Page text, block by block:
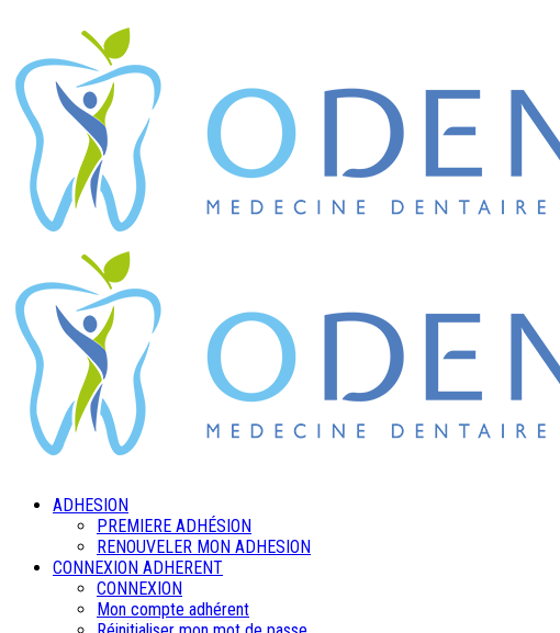
ADHESION
PREMIERE ADHÉSION
RENOUVELER MON ADHESION
CONNEXION ADHERENT
CONNEXION
Mon compte adhérent